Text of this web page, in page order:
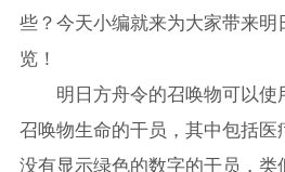
些？今天小编就来为大家带来
览！
明日方舟令的召唤物可以使
召唤物生命的干员，其中包括
没有显示绿色的数字的干员，